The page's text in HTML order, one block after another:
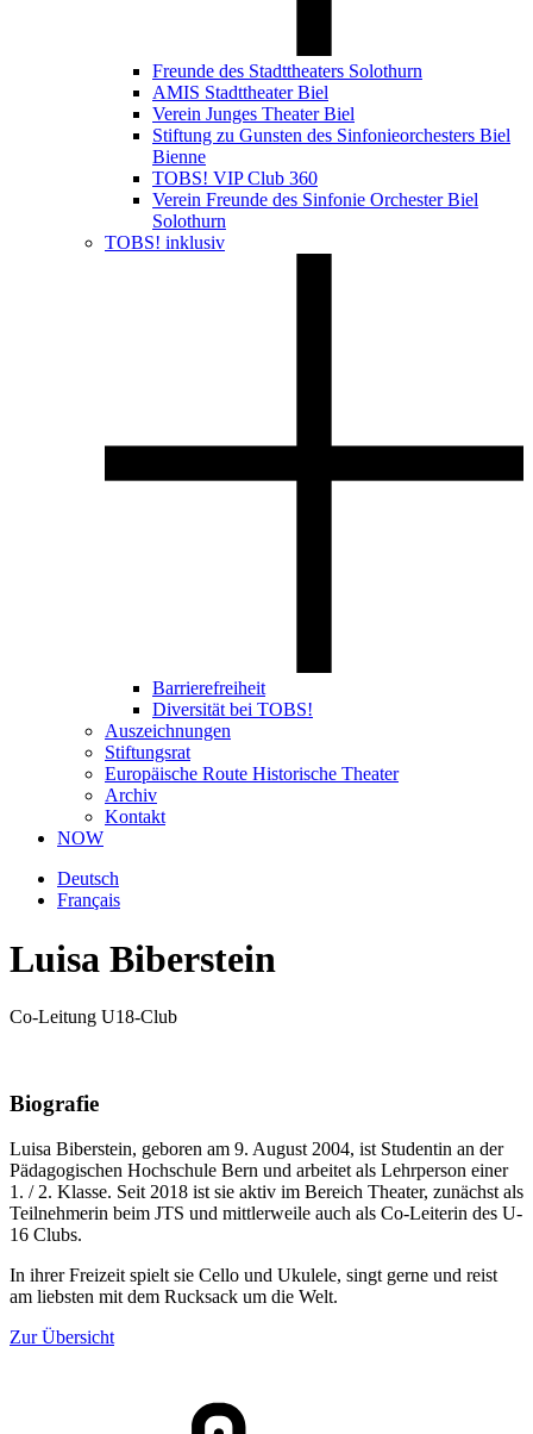
Freunde des Stadttheaters Solothurn
AMIS Stadttheater Biel
Verein Junges Theater Biel
Stiftung zu Gunsten des Sinfonieorchesters Biel
Bienne
TOBS! VIP Club 360
Verein Freunde des Sinfonie Orchester Biel
Solothurn
TOBS! inklusiv
Barrierefreiheit
Diversität bei TOBS!
Auszeichnungen
Stiftungsrat
Europäische Route Historische Theater
Archiv
Kontakt
NOW
Deutsch
Français
Luisa Biberstein
Co-Leitung U18-Club
Biografie
Luisa Biberstein, geboren am 9. August 2004, ist Studentin an der
Pädagogischen Hochschule Bern und arbeitet als Lehrperson einer
1. / 2. Klasse. Seit 2018 ist sie aktiv im Bereich Theater, zunächst als
Teilnehmerin beim JTS und mittlerweile auch als Co-Leiterin des U-
16 Clubs.
In ihrer Freizeit spielt sie Cello und Ukulele, singt gerne und reist
am liebsten mit dem Rucksack um die Welt.
Zur Übersicht